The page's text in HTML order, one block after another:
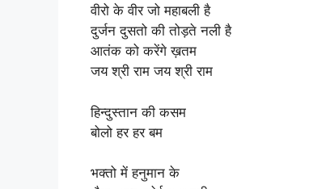
वीरो के वीर जो महाबली है
दुर्जन दुसतो की तोड़ते नली है
आतंक को करेंगे ख़तम
जय श्री राम जय श्री राम
हिन्दुस्तान की कसम
बोलो हर हर बम
भक्तो में हनुमान के